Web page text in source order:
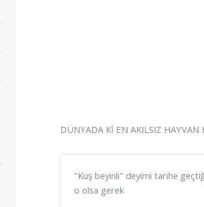
DÜNYADA Kİ EN AKILSIZ HAYVAN
"Kuş beyinli" deyimi tarihe
o olsa gerek